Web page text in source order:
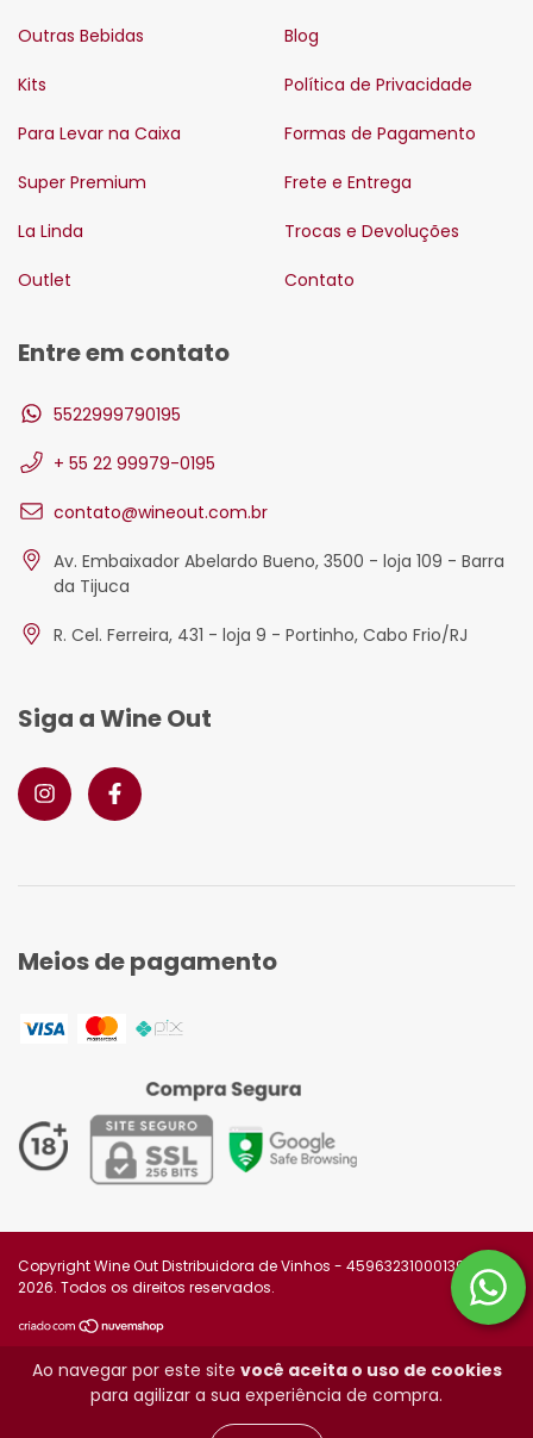
Ao navegar por este site você aceita o uso de cookies
para agilizar a sua experiência de compra.
Outras Bebidas
Kits
Para Levar na Caixa
Super Premium
La Linda
Outlet
Blog
Política de Privacidade
Formas de Pagamento
Frete e Entrega
Trocas e Devoluções
Contato
Entre em contato
5522999790195
+ 55 22 99979-0195
contato@wineout.com.br
Av. Embaixador Abelardo Bueno, 3500 - loja 109 - Barra
da Tijuca
R. Cel. Ferreira, 431 - loja 9 - Portinho, Cabo Frio/RJ
Siga a Wine Out
Meios de pagamento
Copyright Wine Out Distribuidora de Vinhos - 45963231000139 -
2026. Todos os direitos reservados.